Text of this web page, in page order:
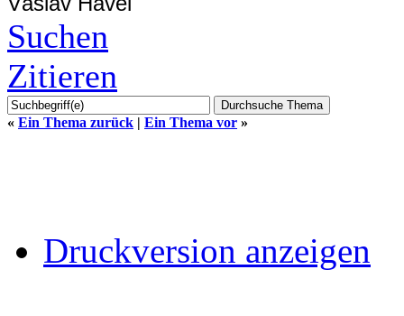
Suchen
Zitieren
« Ein Thema zurück | Ein Thema vor »
Druckversion anzeigen